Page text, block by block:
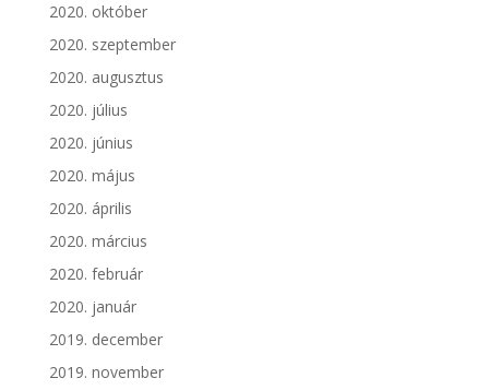
2020. október
2020. szeptember
2020. augusztus
2020. július
2020. június
2020. május
2020. április
2020. március
2020. február
2020. január
2019. december
2019. november